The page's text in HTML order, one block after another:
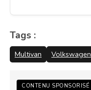
Tags :
Multivan Volkswagen
CONTENU SPONSORISÉ